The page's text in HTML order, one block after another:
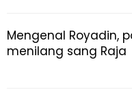
Mengenal Royadin,
menilang sang Raja